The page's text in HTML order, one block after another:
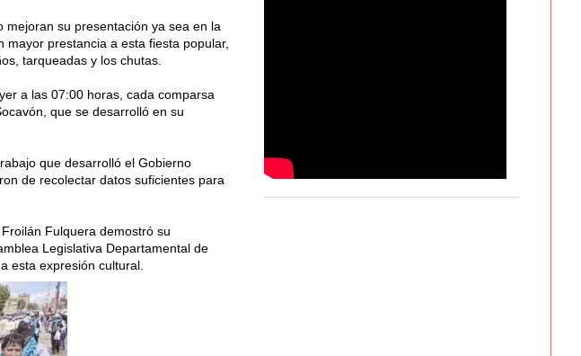
su presentación ya sea en la
prestancia a esta fiesta popular,
tarqueadas y los chutas.
a las 07:00 horas, cada comparsa
que se desarrolló en su
que desarrolló el Gobierno
de recolectar datos suficientes para
Fulquera demostró su
Legislativa Departamental de
esta expresión cultural.